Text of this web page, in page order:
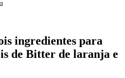
ingredientes para
de Bitter de laranja e